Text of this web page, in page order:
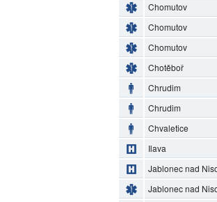
Chomutov
Chomutov
Chomutov
Chotěboř
Chrudim
Chrudim
Chvaletice
Ilava
Jablonec nad
Jablonec nad